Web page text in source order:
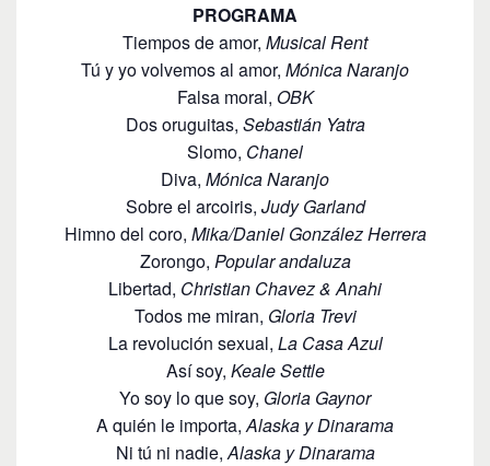
PROGRAMA
Tiempos de amor, Musical Rent
Tú y yo volvemos al amor, Mónica Naranjo
Falsa moral, OBK
Dos oruguitas, Sebastián Yatra
Slomo, Chanel
Diva, Mónica Naranjo
Sobre el arcoiris, Judy Garland
Himno del coro, Mika/Daniel González Herrera
Zorongo, Popular andaluza
Libertad, Christian Chavez & Anahi
Todos me miran, Gloria Trevi
La revolución sexual, La Casa Azul
Así soy, Keale Settle
Yo soy lo que soy, Gloria Gaynor
A quién le importa,Alaska y Dinarama
Ni tú ni nadie,Alaska y Dinarama